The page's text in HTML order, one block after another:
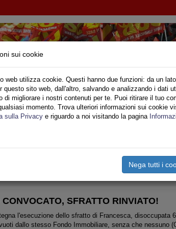
INQUILINI E ABITANTI
Privato Territori Sociale Speciali
EDILIZIA PRIVATA
CONVOCATO, SFRATTO RINVIATO!
l'esecuzione dello sfratto di Francesca, disoccupata
dallo stesso Fondo Immobiliare, senza che nessuno
sui cookie
web utilizza cookie. Questi hanno due funzioni: da un
questo sito web, dall'altro, salvando e analizzando i dati
di migliorare i nostri contenuti per te. Puoi ritirare il tuo
momento. Trova ulteriori informazioni sui cookie
sulla Privacy e riguardo a noi visitando la pagina
Nega tutti i